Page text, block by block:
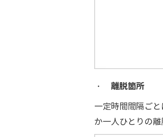
・ 離脱箇所
一定時間間隔ご
か一人ひとりの離